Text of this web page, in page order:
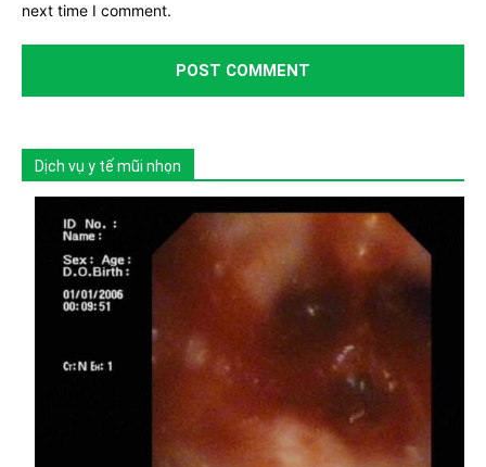
next time I comment.
Dịch vụ y tế mũi nhọn